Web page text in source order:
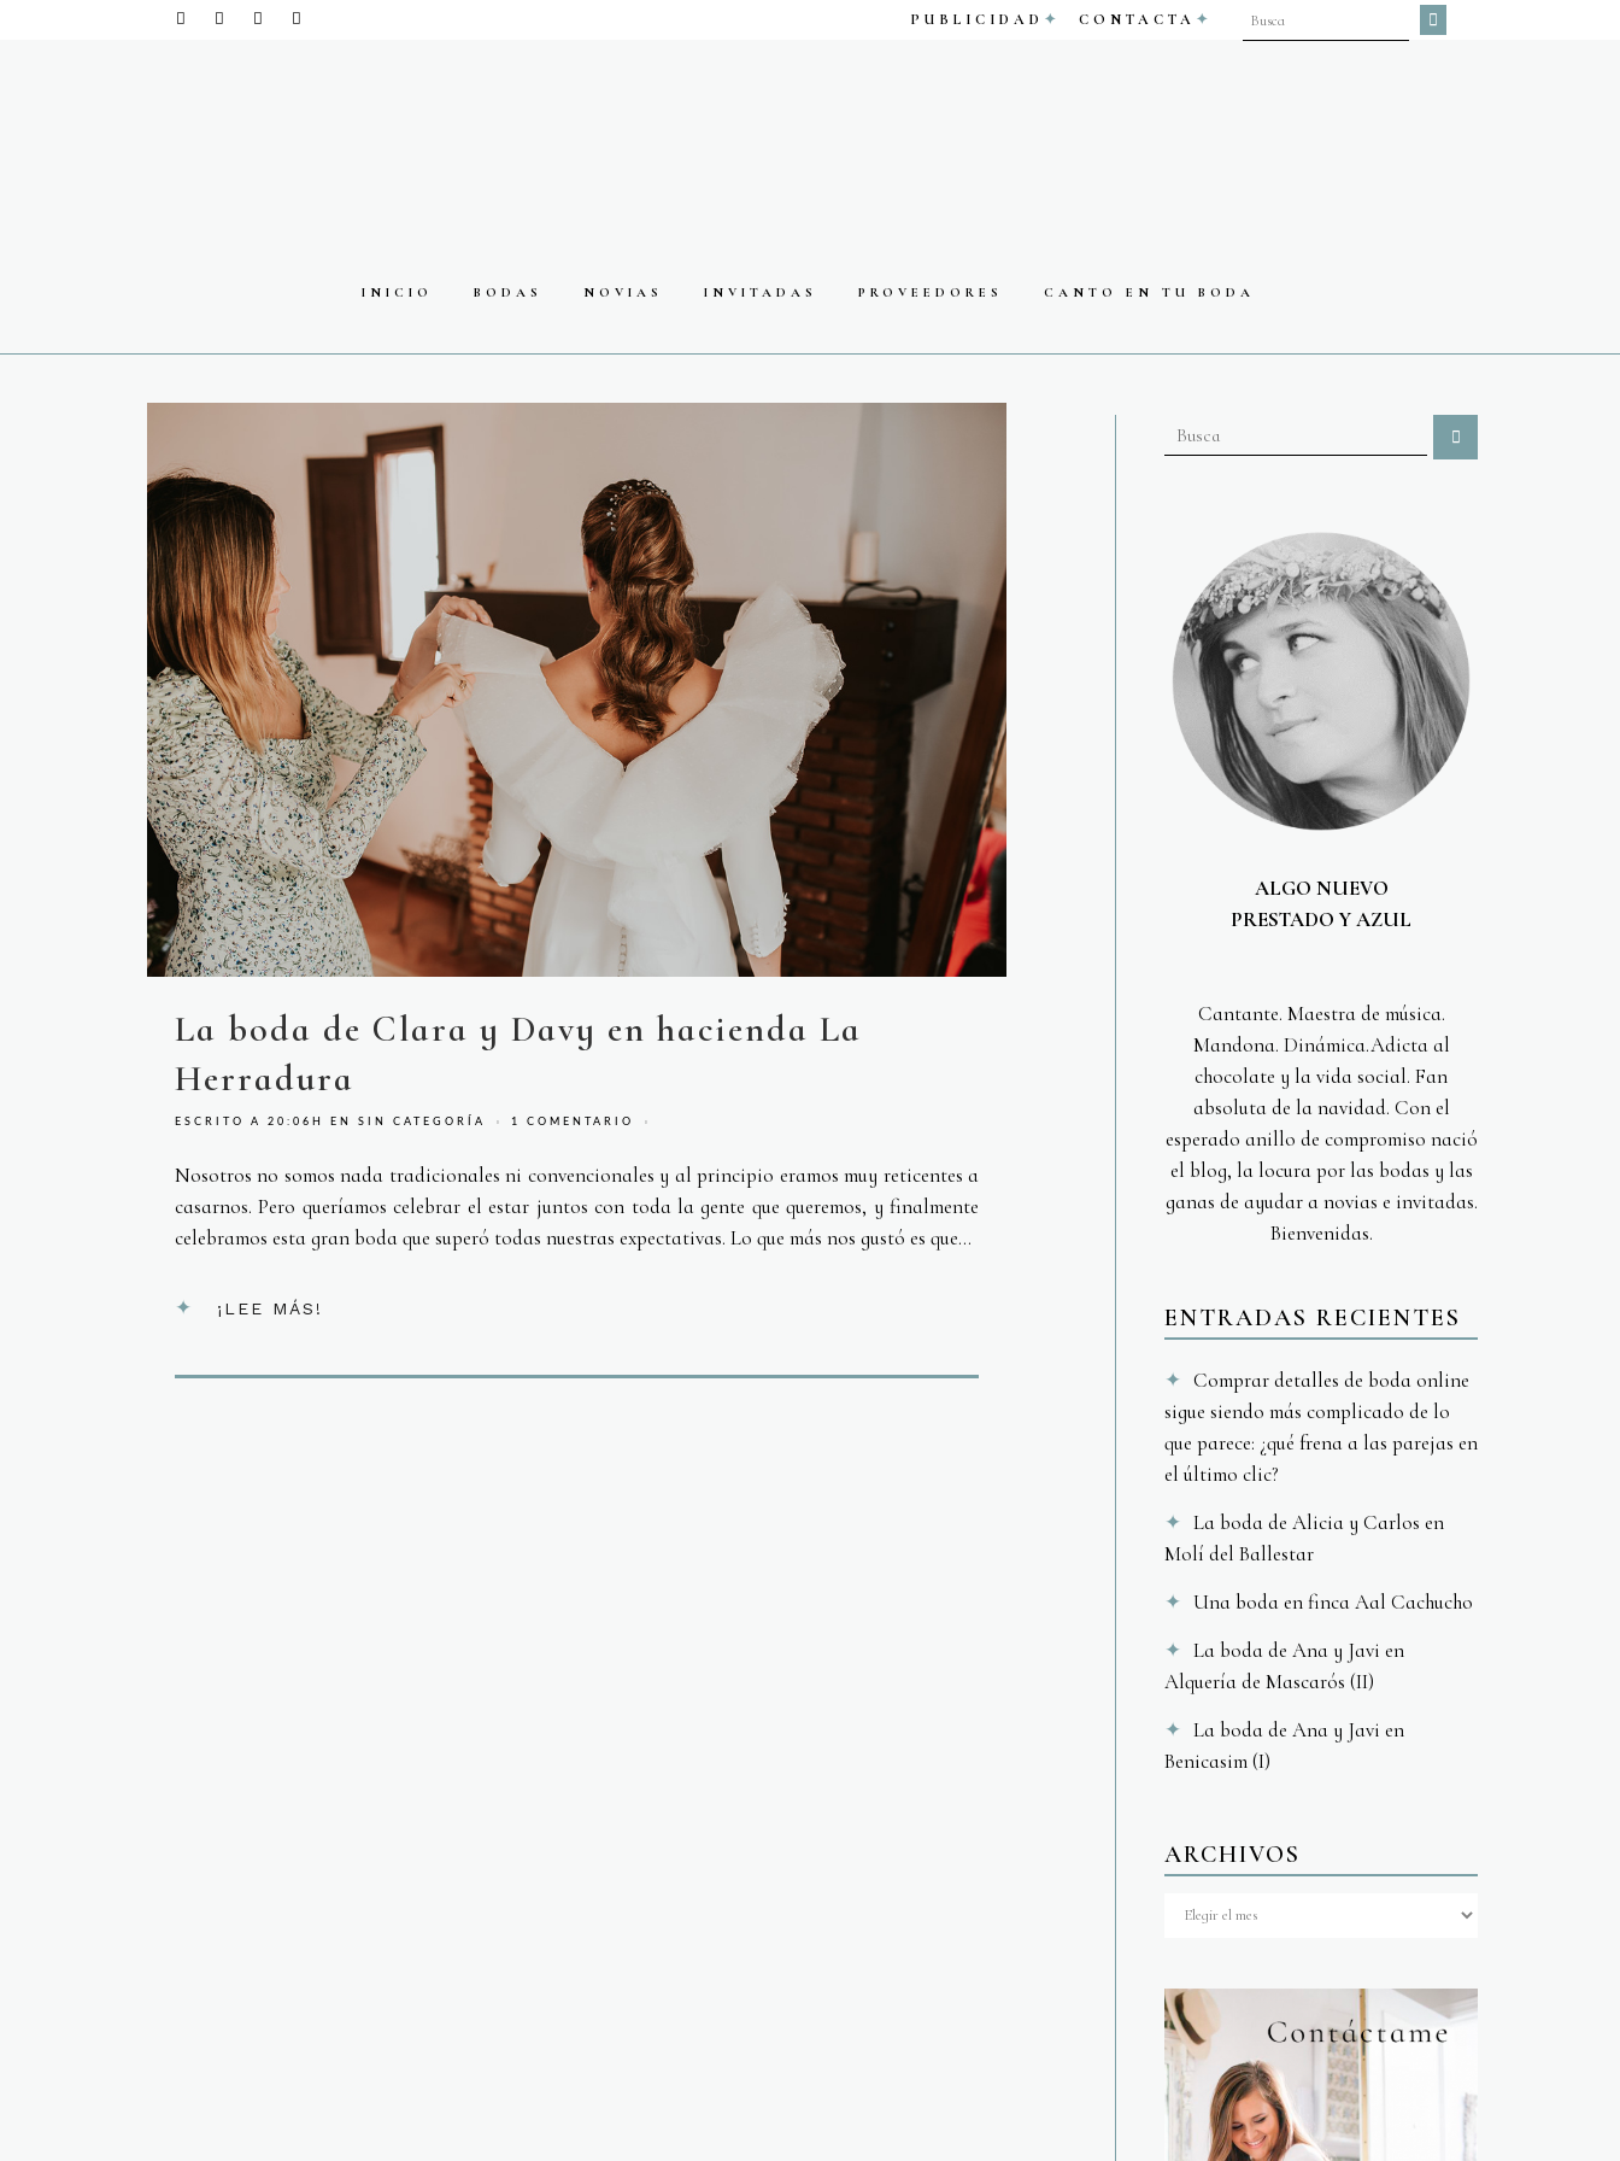
PUBLICIDAD CONTACTA
INICIO BODAS NOVIAS INVITADAS PROVEEDORES CANTO EN TU BODA
La boda de Clara y Davy en hacienda La
Herradura
ESCRITO A 20:06H EN SIN CATEGORÍA 1 COMENTARIO
Nosotros no somos nada tradicionales ni convencionales y al principio eramos muy reticentes a
casarnos. Pero queríamos celebrar el estar juntos con toda la gente que queremos, y finalmente
celebramos esta gran boda que superó todas nuestras expectativas. Lo que más nos gustó es que...
¡LEE MÁS!
ALGO NUEVO
PRESTADO Y AZUL
Cantante. Maestra de música.
Mandona. Dinámica.Adicta al
chocolate y la vida social. Fan
absoluta de la navidad. Con el
esperado anillo de compromiso nació
el blog, la locura por las bodas y las
ganas de ayudar a novias e invitadas.
Bienvenidas.
ENTRADAS RECIENTES
Comprar detalles de boda online
sigue siendo más complicado de lo
que parece: ¿qué frena a las parejas en
el último clic?
La boda de Alicia y Carlos en
Molí del Ballestar
Una boda en finca Aal Cachucho
La boda de Ana y Javi en
Alquería de Mascarós (II)
La boda de Ana y Javi en
Benicasim (I)
ARCHIVOS
Archivos